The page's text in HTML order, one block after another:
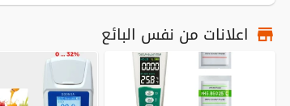
اعلانات من نفس البائع